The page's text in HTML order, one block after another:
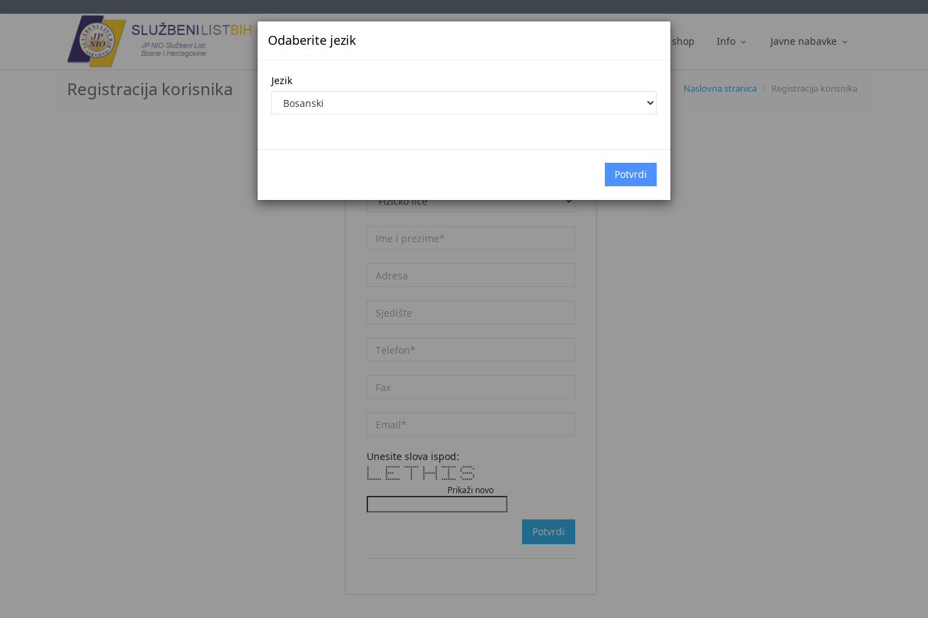
Jezik Službena glasila Web shop Info Javne nabavke
Odaberite jezik
Jezik
Registracija korisnika Naslovna stranica Registracija korisnika
Unesite slova ispod:
* ******* ******* * * ******* *****
* * * * * * * *
* * * * * * *
* **** * ******* * *****
* * * * * * *
* * * * * * * *
******* ******* * * * ******* *****
Prikaži novo
Potvrdi